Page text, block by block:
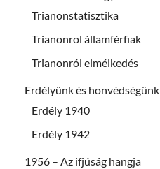
Trianonstatisztika
Trianonrol államférfiak
Trianonról elmélkedés
Erdélyünk és honvédségünk
Erdély 1940
Erdély 1942
1956 – Az ifjúság hangja